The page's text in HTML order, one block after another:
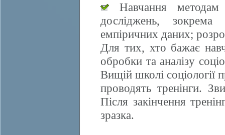
Навчання методам
досліджень, зокрема
емпіричних даних;
Для тих, хто бажає
обробки та аналізу
Вищій школі соціології
проводять тренінги.
Після закінчення
зразка.